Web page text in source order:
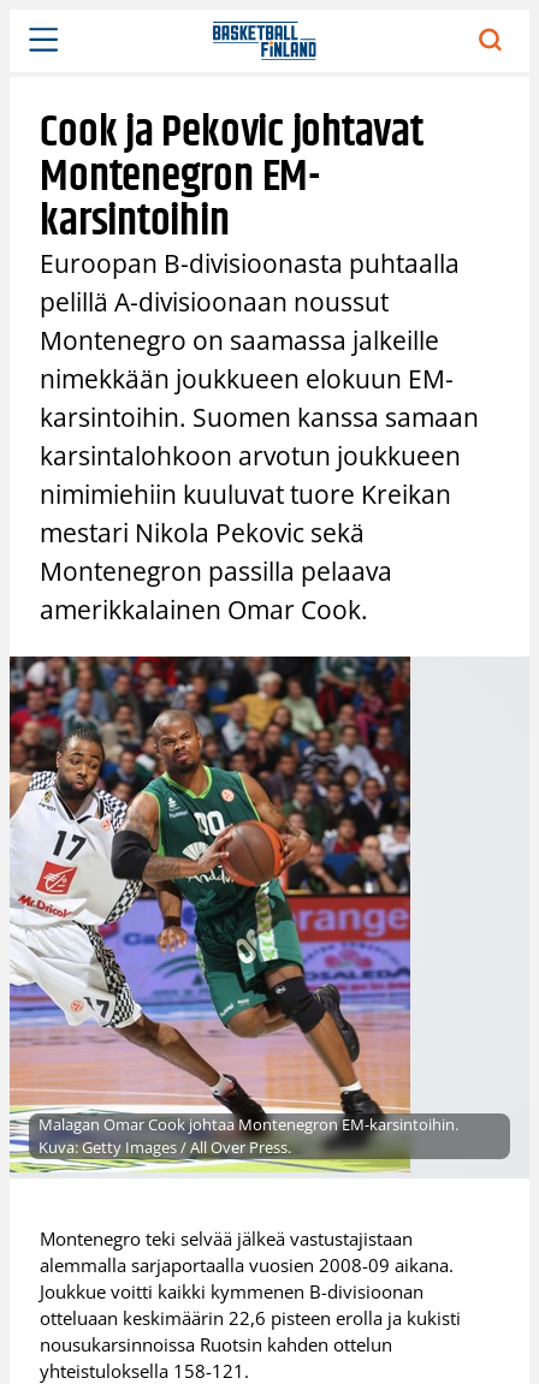
Siirry
sisältöön
Cook ja Pekovic johtavat
Montenegron EM-
karsintoihin
Euroopan B-divisioonasta puhtaalla
pelillä A-divisioonaan noussut
Montenegro on saamassa jalkeille
nimekkään joukkueen elokuun EM-
karsintoihin. Suomen kanssa samaan
karsintalohkoon arvotun joukkueen
nimimiehiin kuuluvat tuore Kreikan
mestari Nikola Pekovic sekä
Montenegron passilla pelaava
amerikkalainen Omar Cook.
Malagan Omar Cook johtaa Montenegron EM-karsintoihin.
Kuva: Getty Images / All Over Press.
Montenegro teki selvää jälkeä vastustajistaan
alemmalla sarjaportaalla vuosien 2008-09 aikana.
Joukkue voitti kaikki kymmenen B-divisioonan
otteluaan keskimäärin 22,6 pisteen erolla ja kukisti
nousukarsinnoissa Ruotsin kahden ottelun
yhteistuloksella 158-121.